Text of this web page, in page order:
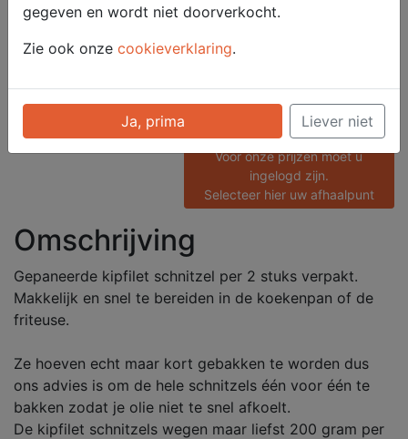
52984
Categorie
Vlees - Kip
Voor onze prijzen moet u
ingelogd zijn.
Selecteer hier uw afhaalpunt
Omschrijving
Gepaneerde kipfilet schnitzel per 2 stuks verpakt.
Makkelijk en snel te bereiden in de koekenpan of de
friteuse.
Ze hoeven echt maar kort gebakken te worden dus
ons advies is om de hele schnitzels één voor één te
bakken zodat je olie niet te snel afkoelt.
De kipfilet schnitzels wegen maar liefst 200 gram per
gegeven en wordt niet doorverkocht.
Zie ook onze cookieverklaring.
Ja, prima Liever niet